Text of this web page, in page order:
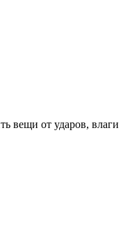
вещи от ударов, влаги